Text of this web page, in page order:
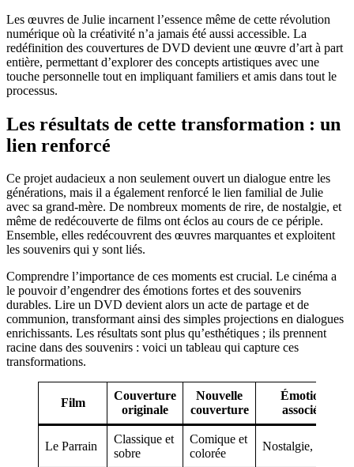
Les œuvres de Julie incarnent l’essence même de cette révolution
numérique où la créativité n’a jamais été aussi accessible. La
redéfinition des couvertures de DVD devient une œuvre d’art à part
entière, permettant d’explorer des concepts artistiques avec une
touche personnelle tout en impliquant familiers et amis dans tout le
processus.
Les résultats de cette transformation : un
lien renforcé
Ce projet audacieux a non seulement ouvert un dialogue entre les
générations, mais il a également renforcé le lien familial de Julie
avec sa grand-mère. De nombreux moments de rire, de nostalgie, et
même de redécouverte de films ont éclos au cours de ce périple.
Ensemble, elles redécouvrent des œuvres marquantes et exploitent
les souvenirs qui y sont liés.
Comprendre l’importance de ces moments est crucial. Le cinéma a
le pouvoir d’engendrer des émotions fortes et des souvenirs
durables. Lire un DVD devient alors un acte de partage et de
communion, transformant ainsi des simples projections en dialogues
enrichissants. Les résultats sont plus qu’esthétiques ; ils prennent
racine dans des souvenirs : voici un tableau qui capture ces
transformations.
Film
Couverture
originale
Nouvelle
couverture
Émotion
associée
Le Parrain
Classique et
sobre
Comique et
colorée
Nostalgie, rire